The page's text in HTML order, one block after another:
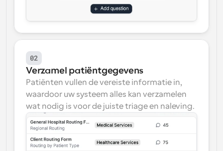
02
Verzamel patiëntgegevens
Patiënten vullen de vereiste informatie in,
waardoor uw systeem alles kan verzamelen
wat nodig is voor de juiste triage en naleving.